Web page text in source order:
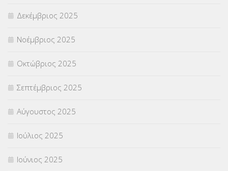
ΣΧΟΛΙΚΟΙ ΣΥΜΒΟΥΛΟΙ
ΥΠΕΡΑΡΙΘΜΟΙ(1)
ΥΠΟΤΡΟΦΙΕΣ(28)
ΦΥΣΙΚΗ ΑΓΩΓΗ(692)
Χωρίς κατηγορία
Δεκέμβριος 2025
Νοέμβριος 2025
Οκτώβριος 2025
Σεπτέμβριος 2025
Αύγουστος 2025
Ιούλιος 2025
Ιούνιος 2025